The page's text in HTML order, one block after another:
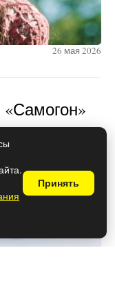
26 мая 2026
Принять